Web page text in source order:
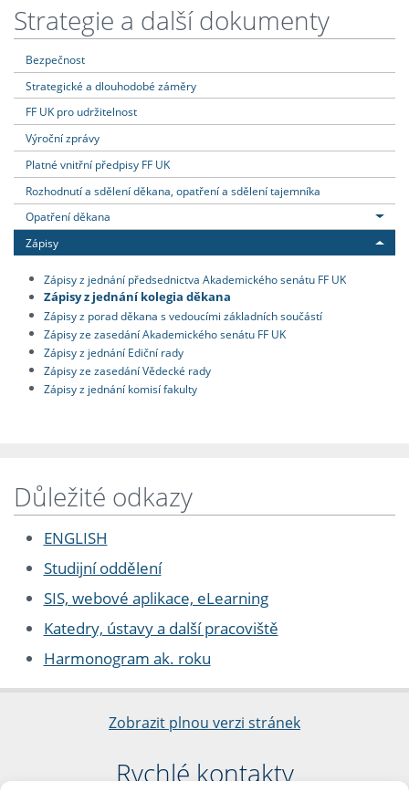
Strategie a další dokumenty
Bezpečnost
Strategické a dlouhodobé záměry
FF UK pro udržitelnost
Výroční zprávy
Platné vnitřní předpisy FF UK
Rozhodnutí a sdělení děkana, opatření a sdělení tajemníka
Opatření děkana
Zápisy
Zápisy z jednání předsednictva Akademického senátu FF UK
Zápisy z jednání kolegia děkana
Zápisy z porad děkana s vedoucími základních součástí
Zápisy ze zasedání Akademického senátu FF UK
Zápisy z jednání Ediční rady
Zápisy ze zasedání Vědecké rady
Zápisy z jednání komisí fakulty
Důležité odkazy
ENGLISH
Studijní oddělení
SIS, webové aplikace, eLearning
Katedry, ústavy a další pracoviště
Harmonogram ak. roku
Zobrazit plnou verzi stránek
Rychlé kontakty